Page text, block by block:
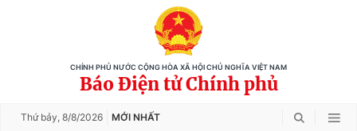
CHÍNH PHỦ NƯỚC CỘNG HÒA XÃ HỘI CHỦ NGHĨA VIỆT NAM
Báo Điện tử Chính phủ
Thứ bảy, 8/8/2026 MỚI NHẤT